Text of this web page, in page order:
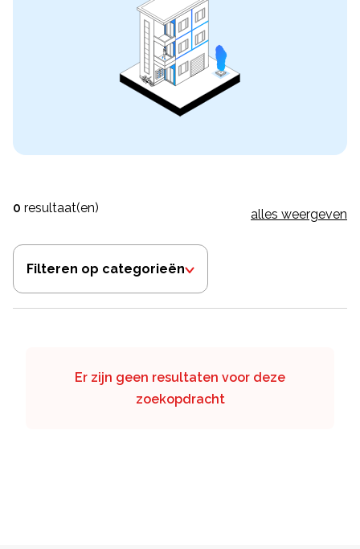
0 resultaat(en) alles weergeven
Filteren op categorieën
Er zijn geen resultaten voor deze
zoekopdracht